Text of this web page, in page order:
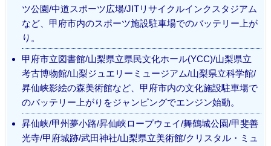
ツ公園/中道スポーツ広場/JITリサイクルインクスタジアム
など、甲府市内のスポーツ施設駐車場でのバッテリー上が
り。
甲府市立図書館/山梨県立県民文化ホール(YCC)/山梨県立
考古博物館/山梨ジュエリーミュージアム/山梨県立科学館/
昇仙峡影絵の森美術館など、甲府市内の文化施設駐車場で
のバッテリー上がりをジャンピングでエンジン始動。
昇仙峡/甲州夢小路/昇仙峡ロープウェイ/舞鶴城公園/甲斐善
光寺/甲府城跡/武田神社/山梨県立美術館/クリスタル・ミュ